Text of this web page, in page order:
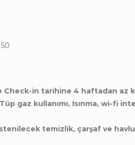
in tarihine 4 haftadan az
gaz kullanımı, Isınma, wi-fi
temizlik, çarşaf ve havlu